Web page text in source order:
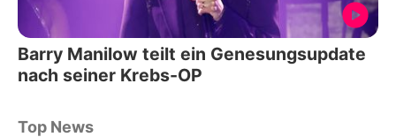
Barry Manilow teilt ein Genesungsupdate
nach seiner Krebs-OP
Top News